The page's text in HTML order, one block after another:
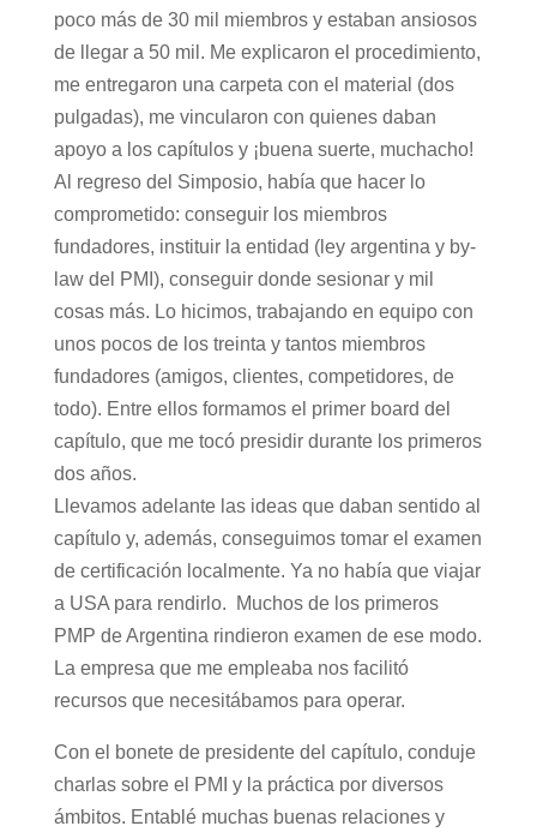
poco más de 30 mil miembros y estaban ansiosos
de llegar a 50 mil. Me explicaron el procedimiento,
me entregaron una carpeta con el material (dos
pulgadas), me vincularon con quienes daban
apoyo a los capítulos y ¡buena suerte, muchacho!
Al regreso del Simposio, había que hacer lo
comprometido: conseguir los miembros
fundadores, instituir la entidad (ley argentina y by-
law del PMI), conseguir donde sesionar y mil
cosas más. Lo hicimos, trabajando en equipo con
unos pocos de los treinta y tantos miembros
fundadores (amigos, clientes, competidores, de
todo). Entre ellos formamos el primer board del
capítulo, que me tocó presidir durante los primeros
dos años.
Llevamos adelante las ideas que daban sentido al
capítulo y, además, conseguimos tomar el examen
de certificación localmente. Ya no había que viajar
a USA para rendirlo. Muchos de los primeros
PMP de Argentina rindieron examen de ese modo.
La empresa que me empleaba nos facilitó
recursos que necesitábamos para operar.
Con el bonete de presidente del capítulo, conduje
charlas sobre el PMI y la práctica por diversos
ámbitos. Entablé muchas buenas relaciones y